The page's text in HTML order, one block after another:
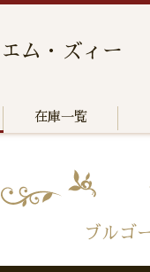
ム・ズィー
在庫一覧
ブルゴ